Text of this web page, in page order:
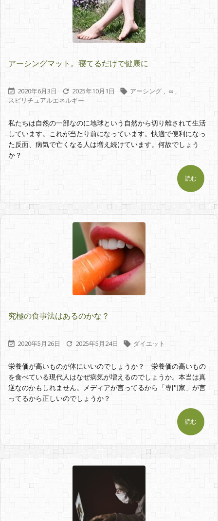
アーシングマット。寝てるだけで健康に
 2020年6月3日  2025年10月1日  アーシング , ∞ ,
スピリチュアルエネルギー
私たちは自然の一部なのに地球という自然から切り離されて生活
しています。これが当たり前になっています。快適で便利になっ
た反面、病気で亡くなる人は増え続けています。何故でしょう
か？
読む
究極の食事法はあるのかな？
 2020年5月26日  2025年5月24日  ダイエット
栄養価が高いものが体にいいのでしょうか？ 栄養価の高いもの
を食べている現代人はなぜ病気が増えるのでしょうか。本当は真
逆なのかもしれません。メディアが言ってるから「専門家」が言
ってるから正しいのでしょうか？
読む